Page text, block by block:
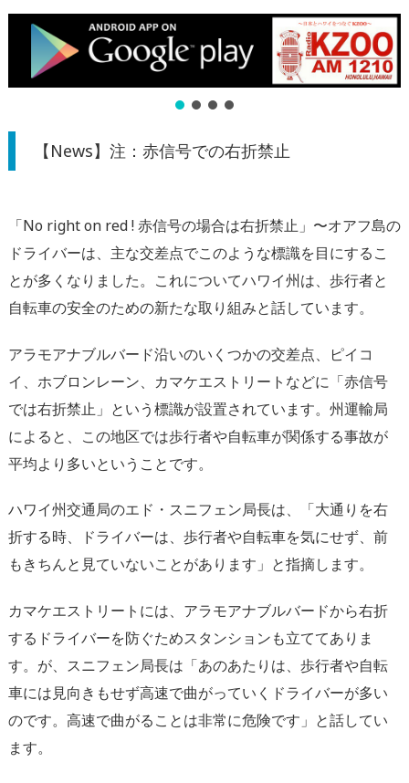
【News】注：赤信号での右折禁止
「No right on red ! 赤信号の場合は右折禁止」〜オアフ島の
ドライバーは、主な交差点でこのような標識を目にするこ
とが多くなりました。これについてハワイ州は、歩行者と
自転車の安全のための新たな取り組みと話しています。
アラモアナブルバード沿いのいくつかの交差点、ピイコ
イ、ホブロンレーン、カマケエストリートなどに「赤信号
では右折禁止」という標識が設置されています。州運輸局
によると、この地区では歩行者や自転車が関係する事故が
平均より多いということです。
ハワイ州交通局のエド・スニフェン局長は、「大通りを右
折する時、ドライバーは、歩行者や自転車を気にせず、前
もきちんと見ていないことがあります」と指摘します。
カマケエストリートには、アラモアナブルバードから右折
するドライバーを防ぐためスタンションも立ててありま
す。が、スニフェン局長は「あのあたりは、歩行者や自転
車には見向きもせず高速で曲がっていくドライバーが多い
のです。高速で曲がることは非常に危険です」と話してい
ます。